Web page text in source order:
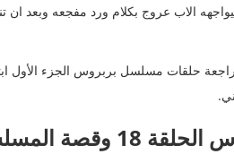
الاب عروج بكلام ورد مفجعه وبعد ان
حلقات مسلسل بربروس الجزء الأول
المسلسل.